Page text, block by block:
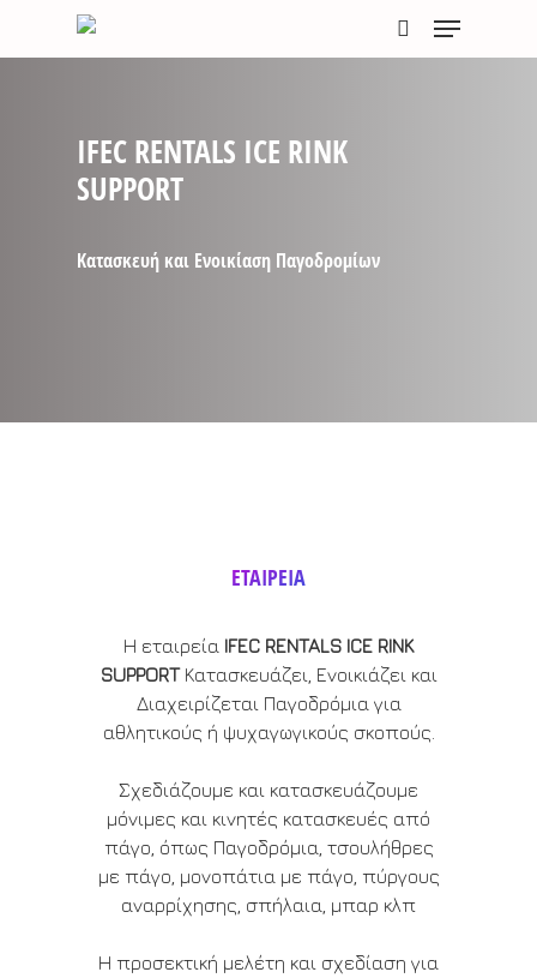
search
Menu
IFEC RENTALS ICE RINK
SUPPORT
Κατασκευή και Ενοικίαση Παγοδρομίων
ΕΤΑΙΡΕΙΑ
Η εταιρεία IFEC RENTALS ICE RINK
SUPPORTΚατασκευάζει, Ενοικιάζει και
Διαχειρίζεται Παγοδρόμια για
αθλητικούς ή ψυχαγωγικούς σκοπούς.
Σχεδιάζουμε και κατασκευάζουμε
μόνιμες και κινητές κατασκευές από
πάγο, όπως Παγοδρόμια, τσουλήθρες
με πάγο, μονοπάτια με πάγο, πύργους
αναρρίχησης, σπήλαια, μπαρ κλπ
Η προσεκτική μελέτη και σχεδίαση για